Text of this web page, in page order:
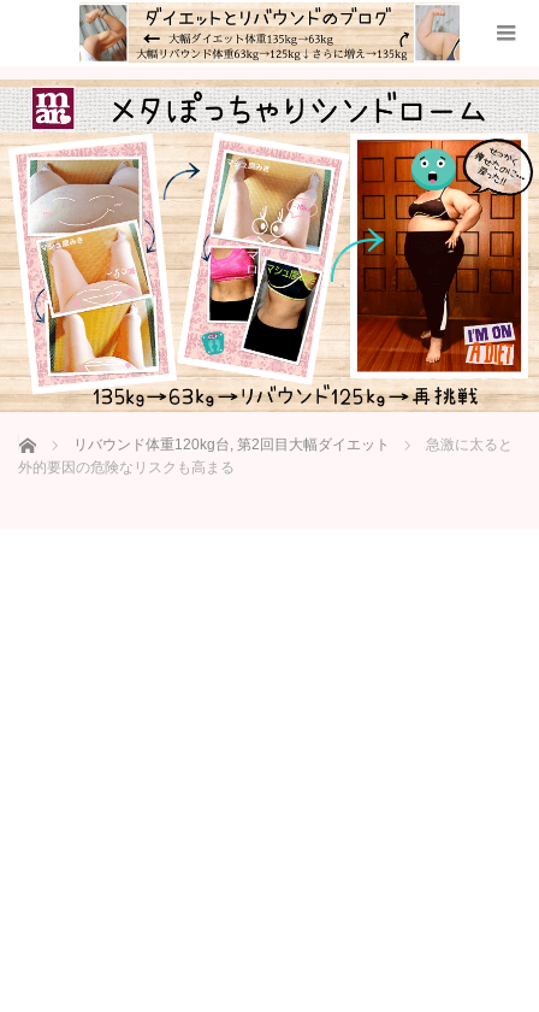
ホーム リバウンド体重120kg台, 第2回目大幅ダイエット
急激に太ると
外的要因の危険なリスクも高まる